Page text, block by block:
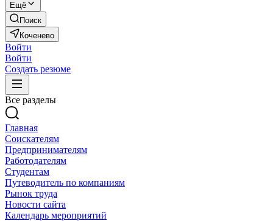
Ещё
Поиск
Коченево
Войти
Войти
Создать резюме
Все разделы
Главная
Соискателям
Предпринимателям
Работодателям
Студентам
Путеводитель по компаниям
Рынок труда
Новости сайта
Календарь мероприятий